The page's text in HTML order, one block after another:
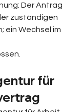
Der Antrag
zuständigen
ein Wechsel im
für